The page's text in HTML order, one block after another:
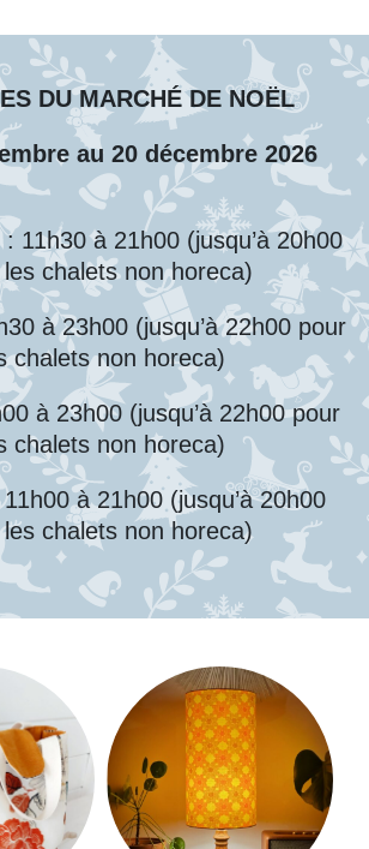
DU MARCHÉ DE NOËL
au 20 décembre 2026
11h30 à 21h00 (jusqu’à 20h00
chalets non horeca)
à 23h00 (jusqu’à 22h00 pour
chalets non horeca)
à 23h00 (jusqu’à 22h00 pour
chalets non horeca)
à 21h00 (jusqu’à 20h00
chalets non horeca)